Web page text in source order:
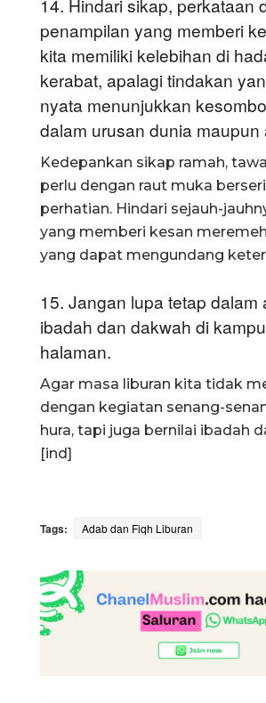
14. Hindari sikap, perkataan
penampilan yang memberi
kita memiliki kelebihan di
kerabat, apalagi tindakan
nyata menunjukkan
dalam urusan dunia maupun
Kedepankan sikap ramah,
perlu dengan raut muka
perhatian. Hindari sejauh-
yang memberi kesan
yang dapat mengundang
15. Jangan lupa tetap dalam
ibadah dan dakwah di
halaman.
Agar masa liburan kita tidak
dengan kegiatan senang-
hura, tapi juga bernilai ibadah
[ind]
Tags: Adab dan Fiqh Liburan